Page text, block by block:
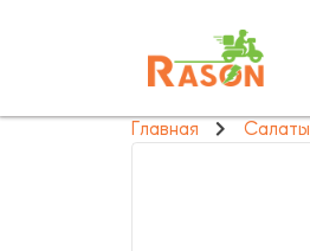
Главная Салаты